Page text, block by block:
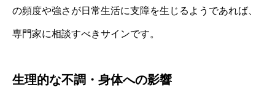
の頻度や強さが日常生活に支障を生じるようであれば、
専門家に相談すべきサインです。
生理的な不調・身体への影響